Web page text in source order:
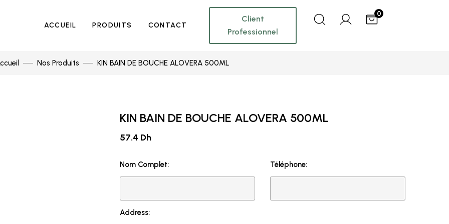
ACCUEIL PRODUITS CONTACT
Client
Professionnel
0
Nos Produits KIN BAIN DE BOUCHE ALOVERA 500ML
KIN BAIN DE BOUCHE ALOVERA 500ML
57.4 Dh
Nom Complet: Téléphone:
Address: